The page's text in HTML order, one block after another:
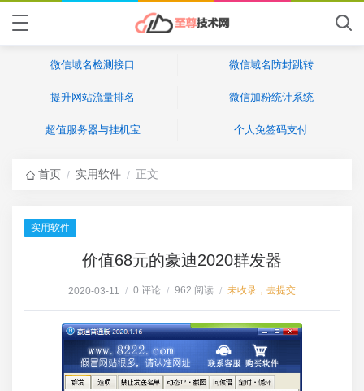
微信域名检测接口 微信域名防封跳转
提升网站流量排名 微信加粉统计系统
超值服务器与挂机宝 个人免签码支付
首页 / 实用软件 / 正文
实用软件
价值68元的豪迪2020群发器
2020-03-11 / 0 评论 / 962 阅读 / 未收录，去提交